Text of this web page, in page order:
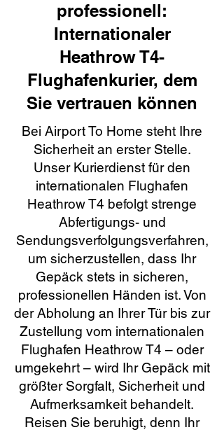
professionell:
Internationaler
Heathrow T4-
Flughafenkurier, dem
Sie vertrauen können
Bei Airport To Home steht Ihre
Sicherheit an erster Stelle.
Unser Kurierdienst für den
internationalen Flughafen
Heathrow T4 befolgt strenge
Abfertigungs- und
Sendungsverfolgungsverfahren,
um sicherzustellen, dass Ihr
Gepäck stets in sicheren,
professionellen Händen ist. Von
der Abholung an Ihrer Tür bis zur
Zustellung vom internationalen
Flughafen Heathrow T4 – oder
umgekehrt – wird Ihr Gepäck mit
größter Sorgfalt, Sicherheit und
Aufmerksamkeit behandelt.
Reisen Sie beruhigt, denn Ihr